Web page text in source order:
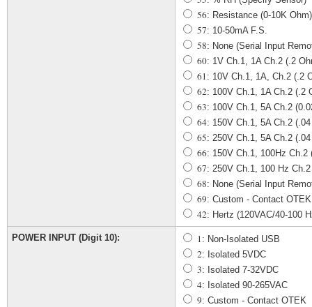
56: Resistance (0-10K Ohm)
57: 10-50mA F.S.
58: None (Serial Input
60: 1V Ch.1, 1A Ch.2 (.2
61 : 10V Ch.1, 1A, Ch.2 (.2
62: 100V Ch.1, 1A Ch.2 (.2
63: 100V Ch.1, 5A Ch.2
64: 150V Ch.1, 5A Ch.2
65: 250V Ch.1, 5A Ch.2
66: 150V Ch.1, 100Hz Ch.2
67: 250V Ch.1, 100 Hz
68: None (Serial Input
69: Custom - Contact OTEK
42: Hertz (120VAC/40-100
POWER INPUT (Digit 10): 1 : Non-Isolated USB
2: Isolated 5VDC
3: Isolated 7-32VDC
4: Isolated 90-265VAC
9: Custom - Contact OTEK